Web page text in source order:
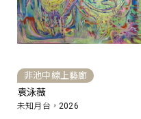
非池中線上藝廊
袁泳薇
未知月台，2026